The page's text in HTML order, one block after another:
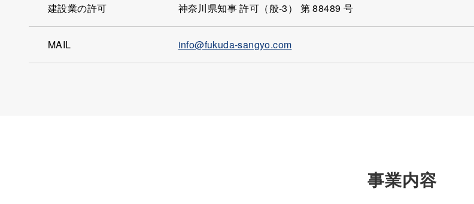
建設業の許可 神奈川県知事 許可（般‐3） 第 88489 号
MAIL info@fukuda-sangyo.com
事業内容